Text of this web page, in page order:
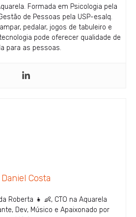
Formada em Psicologia pela
de Pessoas pela USP-esalq.
pedalar, jogos de tabuleiro e
pode oferecer qualidade de
para as pessoas.
Daniel Costa
Roberta 👧 👶, CTO na Aquarela
Dev, Músico e Apaixonado por